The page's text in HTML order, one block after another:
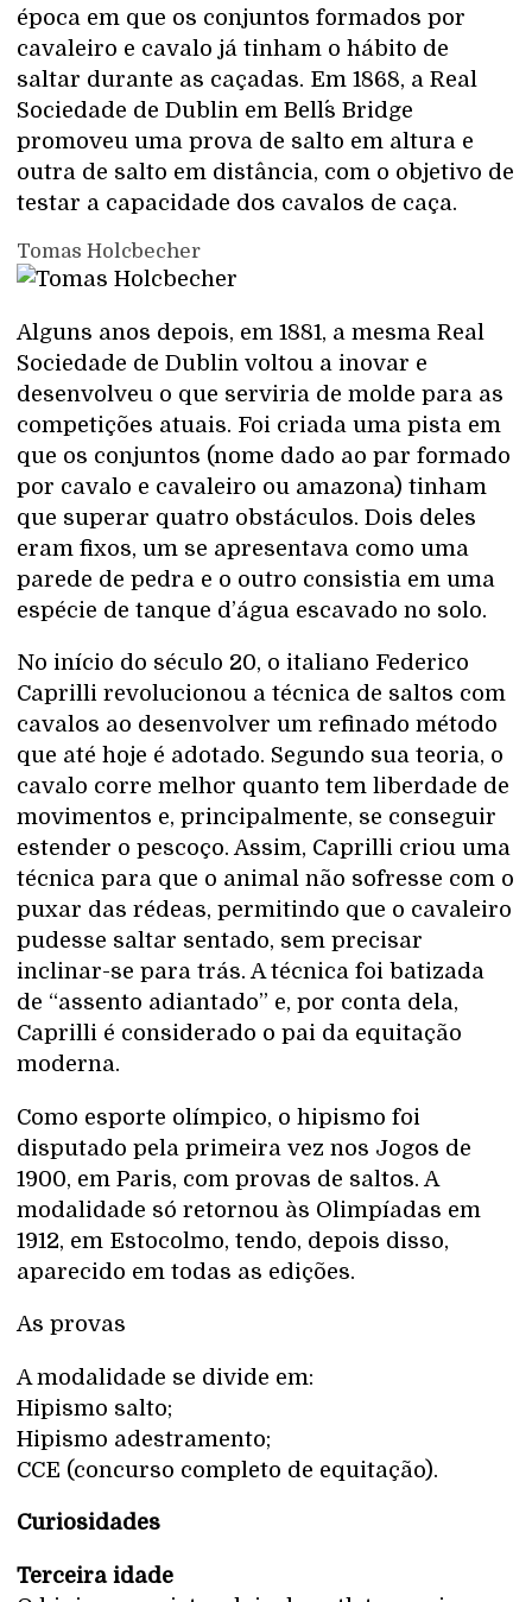
época em que os conjuntos formados por
cavaleiro e cavalo já tinham o hábito de
saltar durante as caçadas. Em 1868, a Real
Sociedade de Dublin em Bell´s Bridge
promoveu uma prova de salto em altura e
outra de salto em distância, com o objetivo de
testar a capacidade dos cavalos de caça.
Tomas Holcbecher
Alguns anos depois, em 1881, a mesma Real
Sociedade de Dublin voltou a inovar e
desenvolveu o que serviria de molde para as
competições atuais. Foi criada uma pista em
que os conjuntos (nome dado ao par formado
por cavalo e cavaleiro ou amazona) tinham
que superar quatro obstáculos. Dois deles
eram fixos, um se apresentava como uma
parede de pedra e o outro consistia em uma
espécie de tanque d’água escavado no solo.
No início do século 20, o italiano Federico
Caprilli revolucionou a técnica de saltos com
cavalos ao desenvolver um refinado método
que até hoje é adotado. Segundo sua teoria, o
cavalo corre melhor quanto tem liberdade de
movimentos e, principalmente, se conseguir
estender o pescoço. Assim, Caprilli criou uma
técnica para que o animal não sofresse com o
puxar das rédeas, permitindo que o cavaleiro
pudesse saltar sentado, sem precisar
inclinar-se para trás. A técnica foi batizada
de “assento adiantado” e, por conta dela,
Caprilli é considerado o pai da equitação
moderna.
Como esporte olímpico, o hipismo foi
disputado pela primeira vez nos Jogos de
1900, em Paris, com provas de saltos. A
modalidade só retornou às Olimpíadas em
1912, em Estocolmo, tendo, depois disso,
aparecido em todas as edições.
As provas
A modalidade se divide em:
Hipismo salto;
Hipismo adestramento;
CCE (concurso completo de equitação).
Curiosidades
Terceira idade